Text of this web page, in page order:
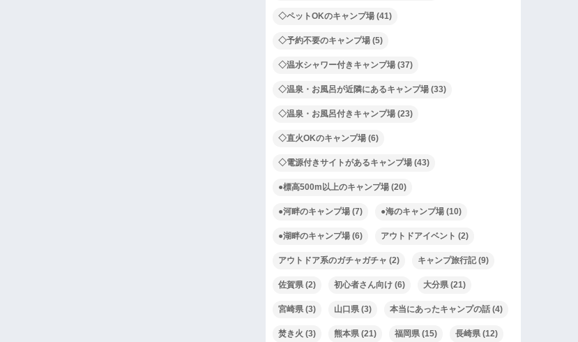
◇ペットOKのキャンプ場 (41)
◇予約不要のキャンプ場 (5)
◇温水シャワー付きキャンプ場 (37)
◇温泉・お風呂が近隣にあるキャンプ場 (33)
◇温泉・お風呂付きキャンプ場 (23)
◇直火OKのキャンプ場 (6)
◇電源付きサイトがあるキャンプ場 (43)
●標高500m以上のキャンプ場 (20)
●河畔のキャンプ場 (7) ●海のキャンプ場 (10)
●湖畔のキャンプ場 (6) アウトドアイベント (2)
アウトドア系のガチャガチャ (2) キャンプ旅行記(9)
佐賀県 (2) 初心者さん向け (6) 大分県 (21)
宮崎県 (3) 山口県 (3) 本当にあったキャンプの話 (4)
焚き火 (3) 熊本県 (21) 福岡県 (15) 長崎県 (12)